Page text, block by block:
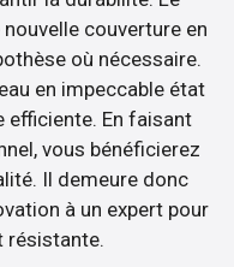
couverture en
où nécessaire.
en impeccable état
efficiente. En faisant
vous bénéficierez
Il demeure donc
à un expert pour
résistante.